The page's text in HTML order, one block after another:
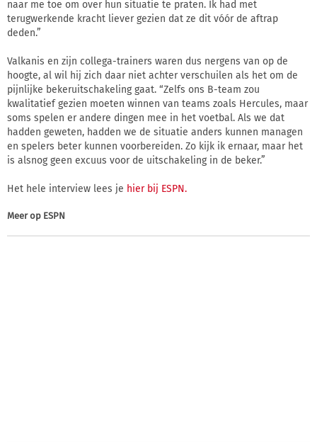
naar me toe om over hun situatie te praten. Ik had met
terugwerkende kracht liever gezien dat ze dit vóór de aftrap
deden.”
Valkanis en zijn collega-trainers waren dus nergens van op de
hoogte, al wil hij zich daar niet achter verschuilen als het om de
pijnlijke bekeruitschakeling gaat. “Zelfs ons B-team zou
kwalitatief gezien moeten winnen van teams zoals Hercules, maar
soms spelen er andere dingen mee in het voetbal. Als we dat
hadden geweten, hadden we de situatie anders kunnen managen
en spelers beter kunnen voorbereiden. Zo kijk ik ernaar, maar het
is alsnog geen excuus voor de uitschakeling in de beker.”
Het hele interview lees je hier bij ESPN.
Meer op ESPN